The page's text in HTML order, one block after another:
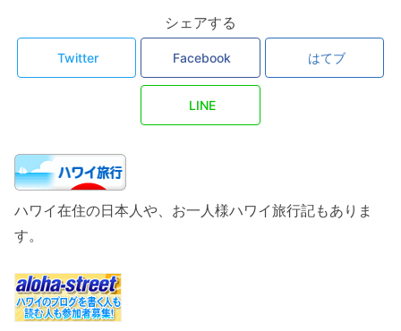
シェアする
Twitter Facebook はてブ
LINE
ハワイ在住の日本人や、お一人様ハワイ旅行記もありま
す。